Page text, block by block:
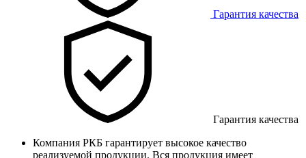
Гарантия качества
Гарантия качества
Компания РКБ гарантирует высокое качество
реализуемой продукции. Вся продукция имеет